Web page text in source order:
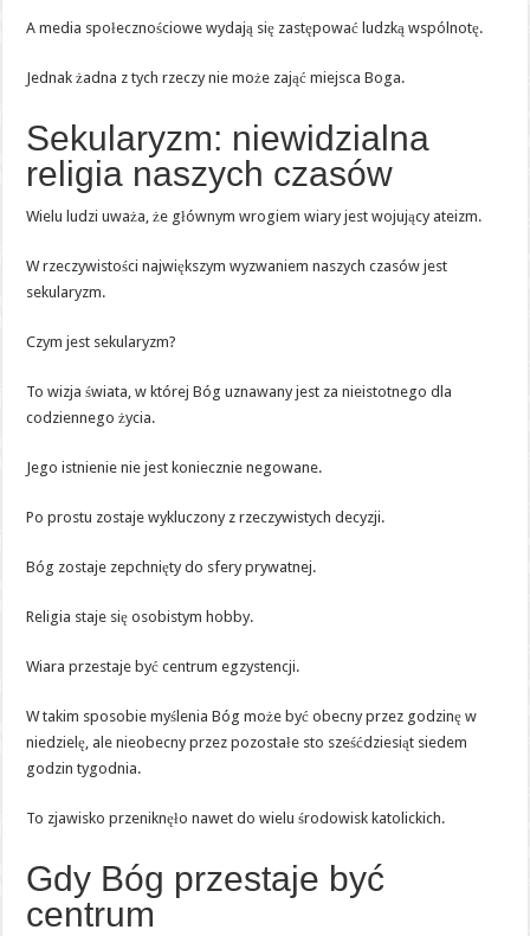
A media społecznościowe wydają się zastępować ludzką wspólnotę.
Jednak żadna z tych rzeczy nie może zająć miejsca Boga.
Sekularyzm: niewidzialna
religia naszych czasów
Wielu ludzi uważa, że głównym wrogiem wiary jest wojujący ateizm.
W rzeczywistości największym wyzwaniem naszych czasów jest
sekularyzm.
Czym jest sekularyzm?
To wizja świata, w której Bóg uznawany jest za nieistotnego dla
codziennego życia.
Jego istnienie nie jest koniecznie negowane.
Po prostu zostaje wykluczony z rzeczywistych decyzji.
Bóg zostaje zepchnięty do sfery prywatnej.
Religia staje się osobistym hobby.
Wiara przestaje być centrum egzystencji.
W takim sposobie myślenia Bóg może być obecny przez godzinę w
niedzielę, ale nieobecny przez pozostałe sto sześćdziesiąt siedem
godzin tygodnia.
To zjawisko przeniknęło nawet do wielu środowisk katolickich.
Gdy Bóg przestaje być
centrum